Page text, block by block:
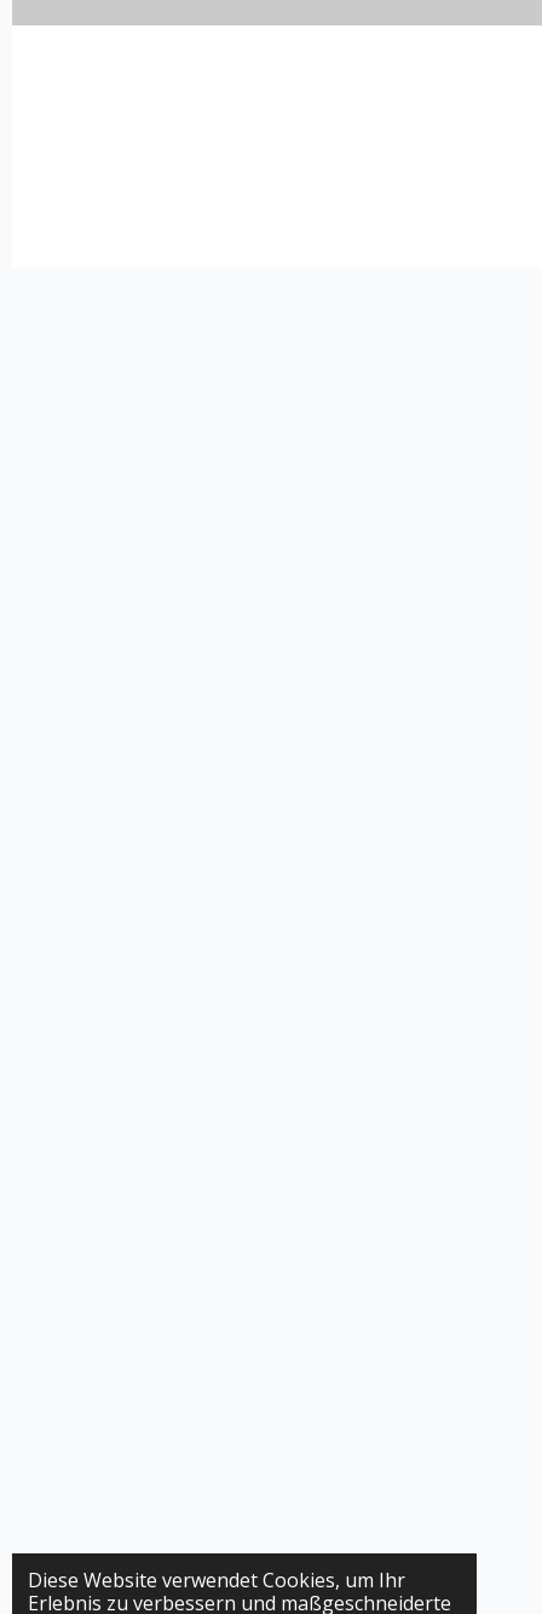
Diese Website verwendet Cookies, um Ihr
Erlebnis zu verbessern und maßgeschneiderte